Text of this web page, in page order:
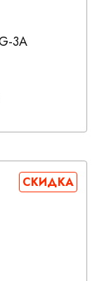
3A
СКИДКА